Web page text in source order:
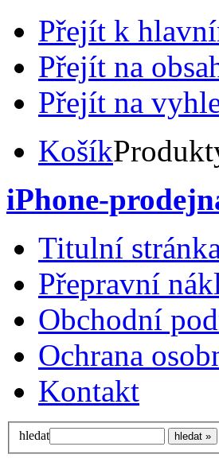
Přejít k
Přejít na
Přejít na
Košík
iPhone-
Titulní
Přepravní
Obchodní
Ochrana
Kontakt
hledat